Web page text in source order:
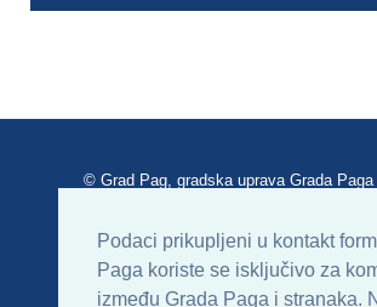
Podaci prikupljeni u kontakt
Paga koriste se isključivo za
između Grada Paga i stranaka.
© Grad Pag, gradska uprava Grada Paga
Uvjeti korištenja Impressum